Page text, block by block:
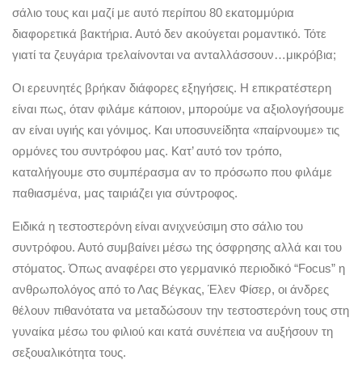
σάλιο τους και μαζί με αυτό περίπου 80 εκατομμύρια
διαφορετικά βακτήρια. Αυτό δεν ακούγεται ρομαντικό. Τότε
γιατί τα ζευγάρια τρελαίνονται να ανταλλάσσουν…μικρόβια;
Οι ερευνητές βρήκαν διάφορες εξηγήσεις. Η επικρατέστερη
είναι πως, όταν φιλάμε κάποιον, μπορούμε να αξιολογήσουμε
αν είναι υγιής και γόνιμος. Και υποσυνείδητα «παίρνουμε» τις
ορμόνες του συντρόφου μας. Κατ’ αυτό τον τρόπο,
καταλήγουμε στο συμπέρασμα αν το πρόσωπο που φιλάμε
παθιασμένα, μας ταιριάζει για σύντροφος.
Ειδικά η τεστοστερόνη είναι ανιχνεύσιμη στο σάλιο του
συντρόφου. Αυτό συμβαίνει μέσω της όσφρησης αλλά και του
στόματος. Όπως αναφέρει στο γερμανικό περιοδικό “Focus” η
ανθρωπολόγος από το Λας Βέγκας, Έλεν Φίσερ, οι άνδρες
θέλουν πιθανότατα να μεταδώσουν την τεστοστερόνη τους στη
γυναίκα μέσω του φιλιού και κατά συνέπεια να αυξήσουν τη
σεξουαλικότητα τους.